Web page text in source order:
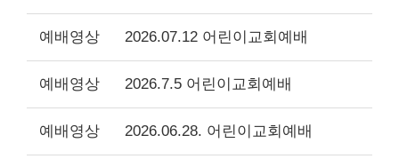
예배영상 2026.07.12 어린이교회예배
예배영상 2026.7.5 어린이교회예배
예배영상 2026.06.28. 어린이교회예배